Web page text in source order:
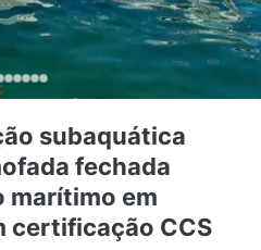
subaquática
fechada
marítimo em
certificação CCS